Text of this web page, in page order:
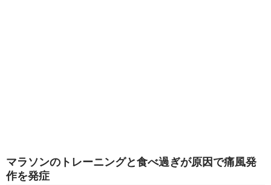
マラソンのトレーニングと食べ過ぎが原因で痛風発
作を発症